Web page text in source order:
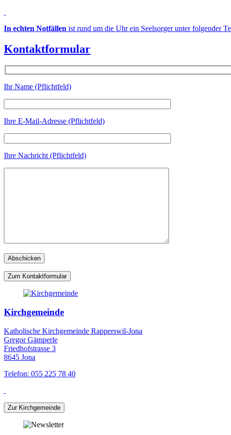
In echten Notfällen ist rund um die Uhr ein Seelsorger unter folgender
Kontaktformular
Ihr Name (Pflichtfeld)
Ihre E-Mail-Adresse (Pflichtfeld)
Ihre Nachricht (Pflichtfeld)
Zum Kontaktformular
Kirchgemeinde
Katholische Kirchgemeinde Rapperswil-Jona
Gregor Gämperle
Friedhofstrasse 3
8645 Jona
Telefon: 055 225 78 40
Zur Kirchgemeinde